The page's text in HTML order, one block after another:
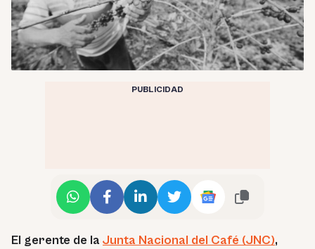
PUBLICIDAD
El gerente de la Junta Nacional del Café (JNC),